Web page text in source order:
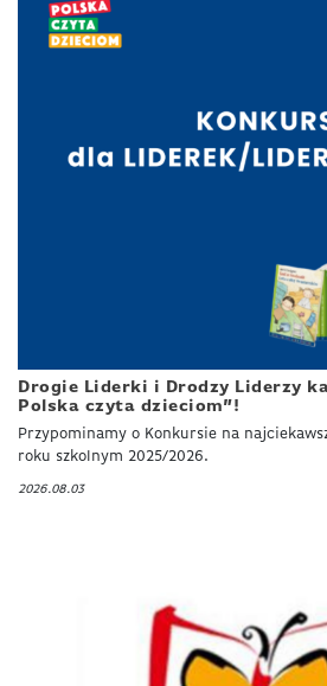
Drogie Liderki i Drodzy Liderzy
Polska czyta dzieciom”!
Przypominamy o Konkursie na
roku szkolnym 2025/2026.
2026.08.03